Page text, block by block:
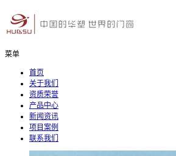
菜单
首页
关于我们
资质荣誉
产品中心
新闻资讯
项目案例
联系我们